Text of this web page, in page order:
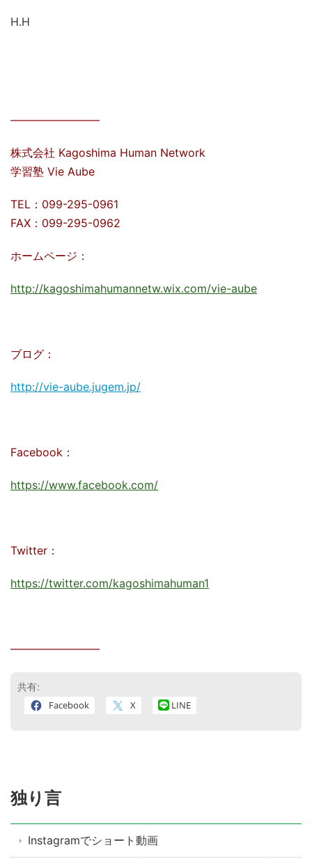
H.H
————————
株式会社 Kagoshima Human Network
学習塾 Vie Aube
TEL：099-295-0961
FAX：099-295-0962
ホームページ：
http://kagoshimahumannetw.wix.com/vie-aube
ブログ：
http://vie-aube.jugem.jp/
Facebook：
https://www.facebook.com/
Twitter：
https://twitter.com/kagoshimahuman1
————————
共有:
Facebook X LINE
独り言
Instagramでショート動画